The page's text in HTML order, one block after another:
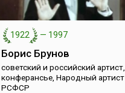
1922 — 1997
Борис Брунов
советский и российский артист,
конферансье, Народный артист
РСФСР